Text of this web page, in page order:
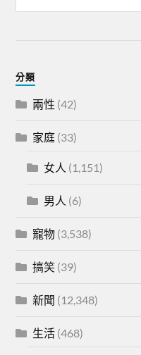
分類
兩性 (42)
家庭 (33)
女人 (1,151)
男人 (6)
寵物 (3,538)
搞笑 (39)
新聞 (12,348)
生活 (468)